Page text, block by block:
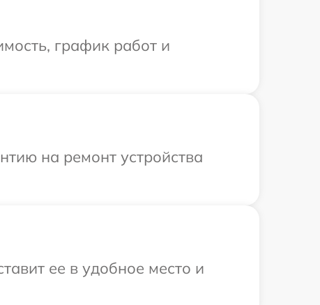
график работ и
на ремонт устройства
ее в удобное место и